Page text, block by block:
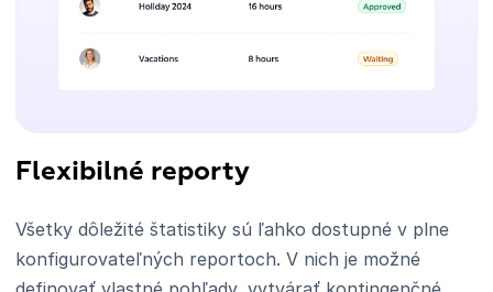
Flexibilné reporty
Všetky dôležité štatistiky sú ľahko dostupné v plne
konfigurovateľných reportoch. V nich je možné